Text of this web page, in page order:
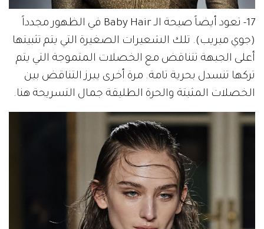
17- تعود أيضاً صيحة الـ Baby Hair في الظهور مجدداً
(جوي ميريب). تلك الشعيرات الصغيرة التي يتم تثبيتها
أعلى الجبهة تتناقض مع الخصلات المتموجة التي يتم
تركها تنسدل بحرية تامة. مرة أخرى يبرز التناقض بين
الخصلات المثبتة والحرة الطليقة جمال التسريحة هنا.